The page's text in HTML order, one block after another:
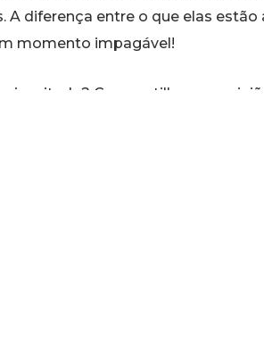
A diferença entre o que elas estão
momento impagável!
inusitado? Compartilhe sua